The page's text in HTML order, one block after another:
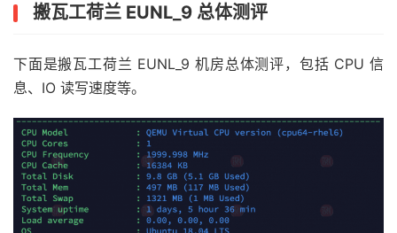
搬瓦工荷兰 EUNL_9 总体测评
下面是搬瓦工荷兰 EUNL_9 机房总体测评，包括 CPU 信
息、IO 读写速度等。